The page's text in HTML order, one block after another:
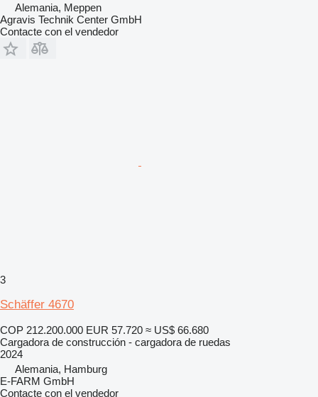
Alemania, Meppen
Agravis Technik Center GmbH
Contacte con el vendedor
3
Schäffer 4670
COP 212.200.000 EUR 57.720 ≈ US$ 66.680
Cargadora de construcción - cargadora de ruedas
2024
Alemania, Hamburg
E-FARM GmbH
Contacte con el vendedor